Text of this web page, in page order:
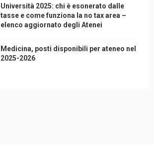
Università 2025: chi è esonerato dalle
tasse e come funziona la no tax area –
elenco aggiornato degli Atenei
Medicina, posti disponibili per ateneo nel
2025-2026